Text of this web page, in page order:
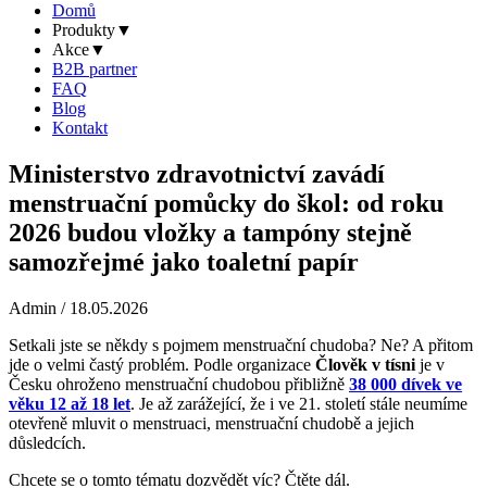
Domů
Produkty▼
Akce▼
B2B partner
FAQ
Blog
Kontakt
Ministerstvo zdravotnictví zavádí
menstruační pomůcky do škol: od roku
2026 budou vložky a tampóny stejně
samozřejmé jako toaletní papír
Admin / 18.05.2026
Setkali jste se někdy s pojmem menstruační chudoba? Ne? A přitom
jde o velmi častý problém. Podle organizace Člověk v tísni je v
Česku ohroženo menstruační chudobou přibližně 38 000 dívek ve
věku 12 až 18 let. Je až zarážející, že i ve 21. století stále neumíme
otevřeně mluvit o menstruaci, menstruační chudobě a jejich
důsledcích.
Chcete se o tomto tématu dozvědět víc? Čtěte dál.